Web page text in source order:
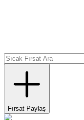
Fırsat Paylaş